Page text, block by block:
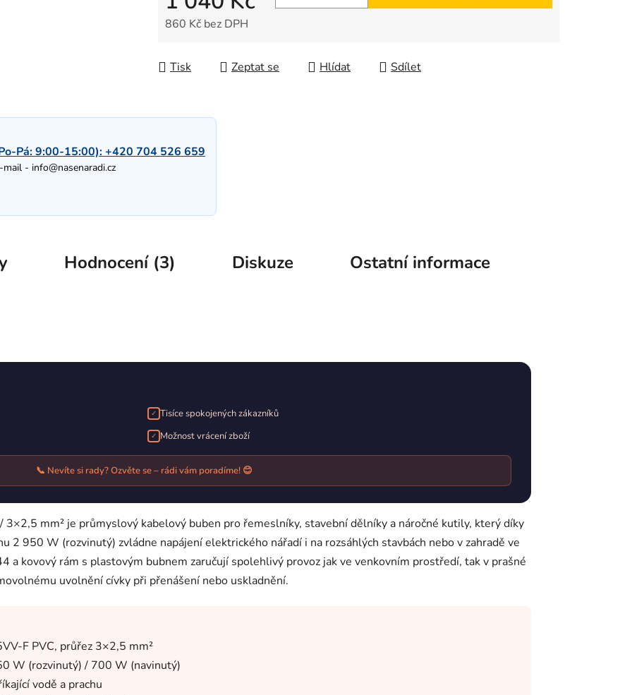
860 Kč bez DPH
Tisk Zeptat se Hlídat Sdílet
Pá: 9:00-15:00):+420 704 526 659
mail - info@nasenaradi.cz
Hodnocení (3) Diskuze Ostatní informace
✓ Tisíce spokojených zákazníků
✓ Možnost vrácení zboží
📞 Nevíte si rady? Ozvěte se – rádi vám poradíme! 😊
mm² je průmyslový kabelový buben pro řemeslníky, stavební dělníky a náročné kutily, který díky
2 950 W (rozvinutý) zvládne napájení elektrického nářadí i na rozsáhlých stavbách nebo v zahradě ve
a kovový rám s plastovým bubnem zaručují spolehlivý provoz jak ve venkovním prostředí, tak v prašné
uvolnění cívky při přenášení nebo uskladnění.
F PVC, průřez 3×2,5 mm²
W (rozvinutý) / 700 W (navinutý)
vodě a prachu